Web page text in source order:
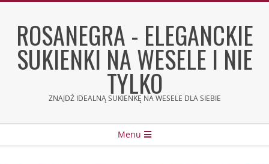
contentROSANEGRA - ELEGANCKIE
SUKIENKI NA WESELE I NIE
TYLKO
ZNAJDŹ IDEALNĄ SUKIENKĘ NA WESELE DLA SIEBIE
Menu